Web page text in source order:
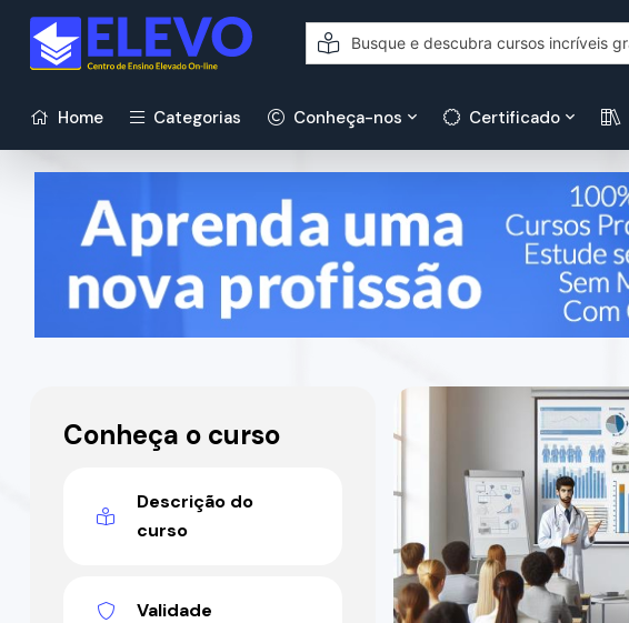
Home Categorias Conheça-nos Certificado
Conheça o curso
Descrição do
curso
Validade